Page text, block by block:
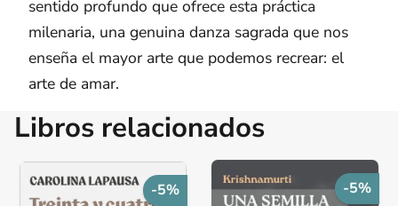
sentido profundo que ofrece esta práctica
milenaria, una genuina danza sagrada que nos
enseña el mayor arte que podemos recrear: el
arte de amar.
Libros relacionados
-5% -5%